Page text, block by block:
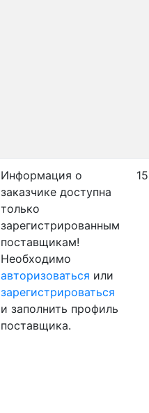
Информация о
заказчике доступна
только
зарегистрированным
поставщикам!
Необходимо
авторизоваться или
зарегистрироваться
и заполнить профиль
поставщика.